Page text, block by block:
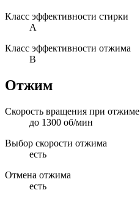
Класс эффективности стирки
A
Класс эффективности отжима
B
Отжим
Скорость вращения при отжиме
до 1300 об/мин
Выбор скорости отжима
есть
Отмена отжима
есть